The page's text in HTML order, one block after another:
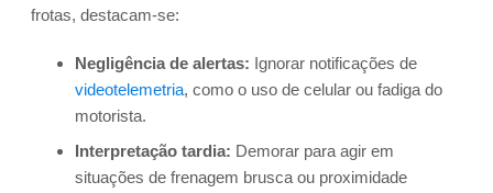
frotas, destacam-se:
Negligência de alertas: Ignorar notificações de
videotelemetria, como o uso de celular ou fadiga do
motorista.
Interpretação tardia: Demorar para agir em
situações de frenagem brusca ou proximidade